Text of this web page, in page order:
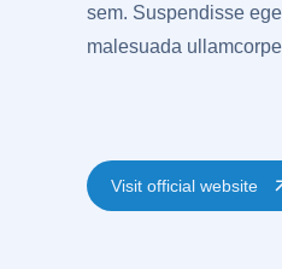
sem. Suspendisse
malesuada
Visit official website